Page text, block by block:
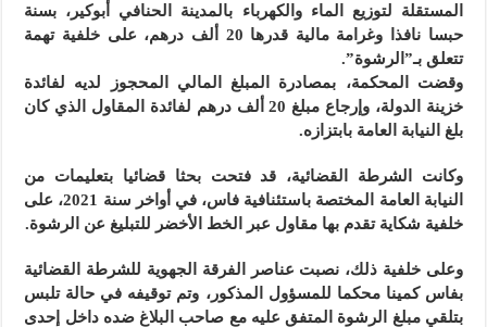
المستقلة لتوزيع الماء والكهرباء بالمدينة الحنافي أبوكير، بسنة
حبسا نافذا وغرامة مالية قدرها 20 ألف درهم، على خلفية تهمة
تتعلق بـ”الرشوة”.
وقضت المحكمة، بمصادرة المبلغ المالي المحجوز لديه لفائدة
خزينة الدولة، وإرجاع مبلغ 20 ألف درهم لفائدة المقاول الذي كان
بلغ النيابة العامة بابتزازه.
وكانت الشرطة القضائية، قد فتحت بحثا قضائيا بتعليمات من
النيابة العامة المختصة باستئنافية فاس، في أواخر سنة 2021، على
خلفية شكاية تقدم بها مقاول عبر الخط الأخضر للتبليغ عن الرشوة.
وعلى خلفية ذلك، نصبت عناصر الفرقة الجهوية للشرطة القضائية
بفاس كمينا محكما للمسؤول المذكور، وتم توقيفه في حالة تلبس
بتلقي مبلغ الرشوة المتفق عليه مع صاحب البلاغ ضده داخل إحدى